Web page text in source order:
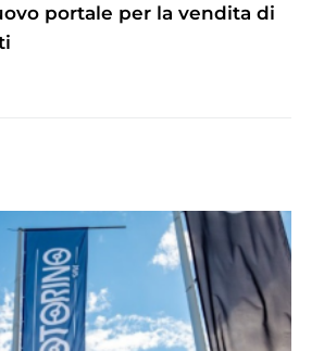
portale per la vendita di